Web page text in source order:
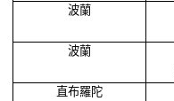
波蘭
波蘭
直布羅陀